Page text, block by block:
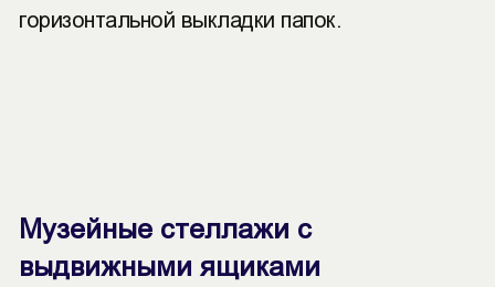
горизонтальной выкладки папок.
Музейные стеллажи с
выдвижными ящиками